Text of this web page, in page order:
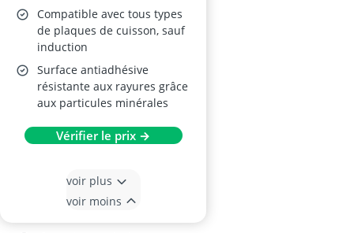
Compatible avec tous types
de plaques de cuisson, sauf
induction
Surface antiadhésive
résistante aux rayures grâce
aux particules minérales
Vérifier le prix →
voir plus
voir moins